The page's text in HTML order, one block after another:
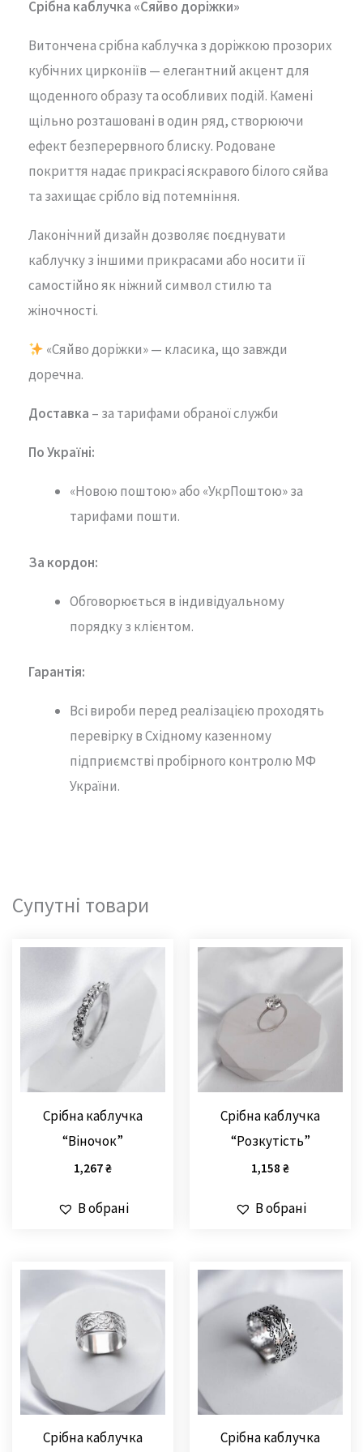
Срібна каблучка «Сяйво доріжки»
Витончена срібна каблучка з доріжкою прозорих
кубічних цирконіїв — елегантний акцент для
щоденного образу та особливих подій. Камені
щільно розташовані в один ряд, створюючи
ефект безперервного блиску. Родоване
покриття надає прикрасі яскравого білого сяйва
та захищає срібло від потемніння.
Лаконічний дизайн дозволяє поєднувати
каблучку з іншими прикрасами або носити її
самостійно як ніжний символ стилю та
жіночності.
«Сяйво доріжки» — класика, що завжди
доречна.
Доставка – за тарифами обраної служби
По Україні:
«Новою поштою» або «УкрПоштою» за
тарифами пошти.
За кордон:
Обговорюється в індивідуальному
порядку з клієнтом.
Гарантія:
Всі вироби перед реалізацією проходять
перевірку в Східному казенному
підприємстві пробірного контролю МФ
України.
Супутні товари
Срібна каблучка
“Віночок”
1,267₴
В обрані
Срібна каблучка
“Розкутість”
1,158 ₴
В обрані
Срібна каблучка
Срібна каблучка